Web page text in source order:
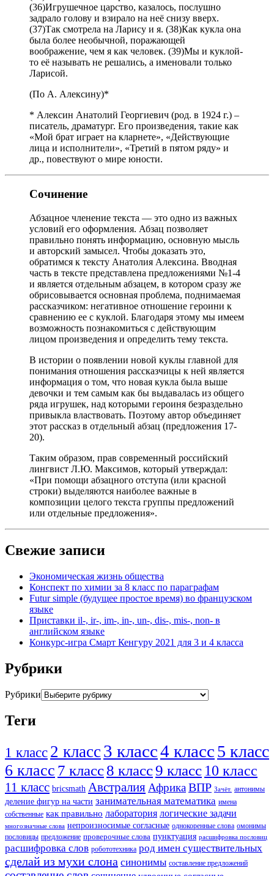
(36)Игрушечное царство, казалось, послушно
задрало голову и взирало на неё снизу вверх.
(37)Так смотрела на Ларису и я. (38)Как кукла она
была более необычной, поражающей
воображение, чем я как человек. (39)Мы и куклой-
то её называть не решались, а именовали только
Ларисой.
(По А. Алексину)*
* Алексин Анатолий Георгиевич (род. в 1924 г.) –
писатель, драматург. Его произведения, такие как
«Мой брат играет на кларнете», «Действующие
лица и исполнители», «Третий в пятом ряду» и
др., повествуют о мире юности.
Сочинение
Абзацное членение текста — это одно из важных
условий его оформления. Абзац позволяет
правильно понять информацию, основную мысль
и авторский замысел. Чтобы доказать это,
обратимся к тексту Анатолия Алексина. Вводная
часть в тексте представлена предложениями №1-4
и является отдельным абзацем, в котором сразу же
обрисовывается основная проблема, поднимаемая
рассказчиком: негативное отношение героини к
сравнению ее с куклой. Благодаря этому мы имеем
возможность познакомиться с действующим
лицом произведения и определить тему текста.
В истории о появлении новой куклы главной для
понимания отношения рассказчицы к ней является
информация о том, что новая кукла была выше
девочки и тем самым как бы выдавалась из общего
ряда игрушек, над которыми героиня безраздельно
привыкла властвовать. Поэтому автор объединяет
этот рассказ в отдельный абзац (предложения 17-
20).
Таким образом, прав современный российский
лингвист Л.Ю. Максимов, который утверждал:
«При помощи абзацного отступа (или красной
строки) выделяются наиболее важные в
композиции целого текста группы предложений
или отдельные предложения».
Свежие записи
Экономическая жизнь общества
Конспект по химии за 8 класс по параграфам
Futur simple (будущее простое время) во французском
языке
Приставки il-, ir-, im-, in-, un-, dis-, mis-, non- в
английском языке
Конкурс-игра Смарт Кенгуру 2021 для 3 и 4 класса
Рубрики
Рубрики
Теги
1 класс2 класс3 класс4 класс5 класс
6 класс 7 класс8 класс9 класс 10 класс
11 класс bricsmath АвстралияАфрикаВПР Зачёт. антонимы
деление фигур на части занимательная математика имена
собственные как правильно лаборатория логические задачи
многозначные слова непроизносимые согласные однокоренные слова омонимы
пословицы предложение проверочные слова пунктуация расшифровка пословиц
расшифровка слов робототехника род имен существительных
сделай из мухи слона синонимы составление предложений